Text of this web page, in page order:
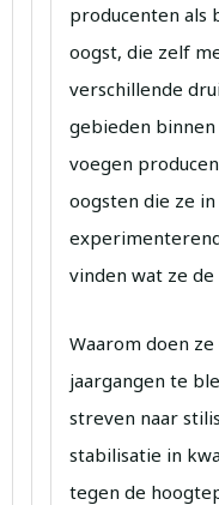
producenten als
oogst, die zelf
verschillende
gebieden binnen
voegen
oogsten die ze
vinden wat ze
Waarom doen
jaargangen te
streven naar
stabilisatie in
tegen de